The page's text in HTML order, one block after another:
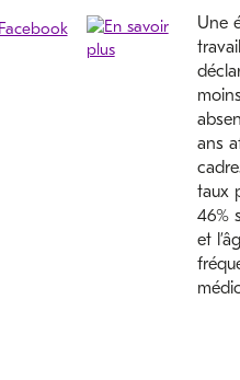
Une
ans
taux
46%
et